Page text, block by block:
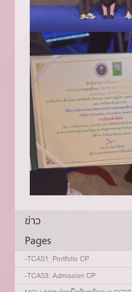
ข่าว
Pages
-TCAS1: Portfolio CP
-TCAS3: Admission CP